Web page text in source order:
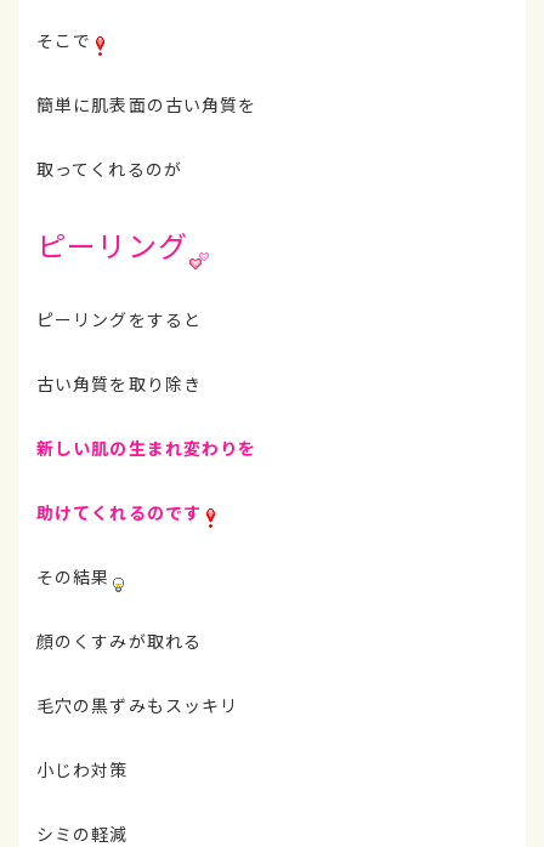
そこで
簡単に肌表面の古い角質を
取ってくれるのが
ピーリング
ピーリングをすると
古い角質を取り除き
新しい肌の生まれ変わりを
助けてくれるのです
その結果
顔のくすみが取れる
毛穴の黒ずみもスッキリ
小じわ対策
シミの軽減